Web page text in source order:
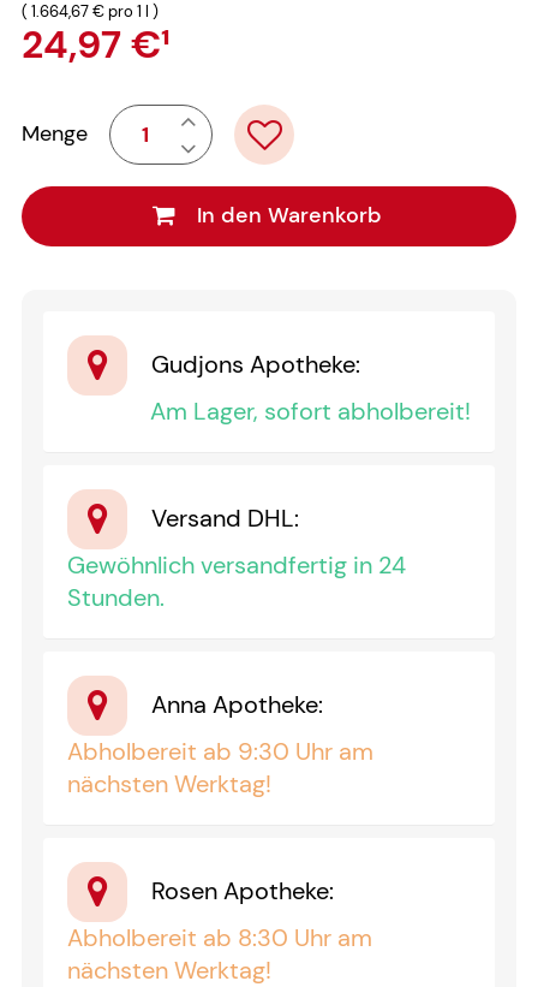
24,97 €¹
( 1.664,67 €pro 1 l )
Menge
In den Warenkorb
Gudjons Apotheke:
Am Lager, sofort abholbereit!
Versand DHL:
Gewöhnlich versandfertig in 24
Stunden.
Anna Apotheke:
Abholbereit ab 9:30 Uhr am
nächsten Werktag!
Rosen Apotheke:
Abholbereit ab 8:30 Uhr am
nächsten Werktag!